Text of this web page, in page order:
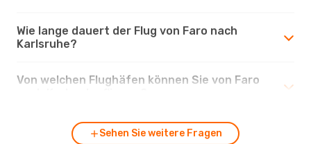
Wie lange dauert der Flug von Faro nach
Karlsruhe?
Von welchen Flughäfen können Sie von Faro
Sehen Sie weitere Fragen